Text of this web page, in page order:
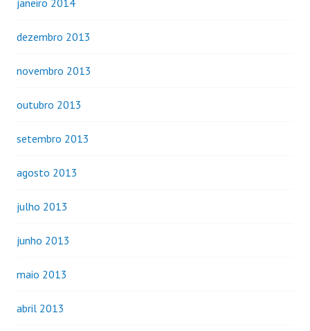
janeiro 2014
dezembro 2013
novembro 2013
outubro 2013
setembro 2013
agosto 2013
julho 2013
junho 2013
maio 2013
abril 2013